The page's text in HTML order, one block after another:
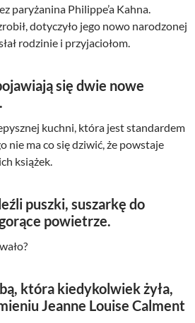
paryżanina Philippe’a Kahna.
dotyczyło jego nowo narodzonej
rodzinie i przyjaciołom.
się dwie nowe
kuchni, która jest standardem
nie ma co się dziwić, że powstaje
książek.
puszki, suszarkę do
powietrze.
która kiedykolwiek żyła,
Jeanne Louise Calment